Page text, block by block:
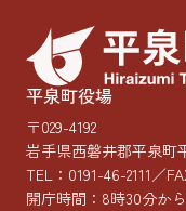
平泉町役場
〒029-4192
岩手県西磐井郡平泉町
TEL： 0191-46-2111／
開庁時間：8時30分か